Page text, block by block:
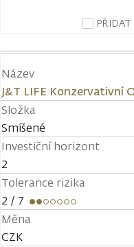
Název
J&T LIFE Konzervativní
Složka
Smíšené
Investiční horizont
2
Tolerance rizika
2 / 7
Měna
CZK